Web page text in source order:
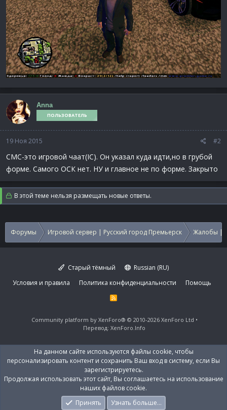
Anna
ПОЛЬЗОВАТЕЛЬ
19 Ноя 2015 #2
СМС-это игровой чаат(IC). Он указал куда идти,но в грубой
форме. Самого ОСК нет. НУ и главное не по форме. Закрыто
В этой теме нельзя размещать новые ответы.
Форумы Игровой сервер | Русский город Премьерск Жалобы |
Старый тёмный
Russian (RU)
Условия и правила
Политика конфиденциальности Помощь
R
Community platform by XenForo® © 2010-2026 XenForo Ltd
Перевод: XenForo.Info